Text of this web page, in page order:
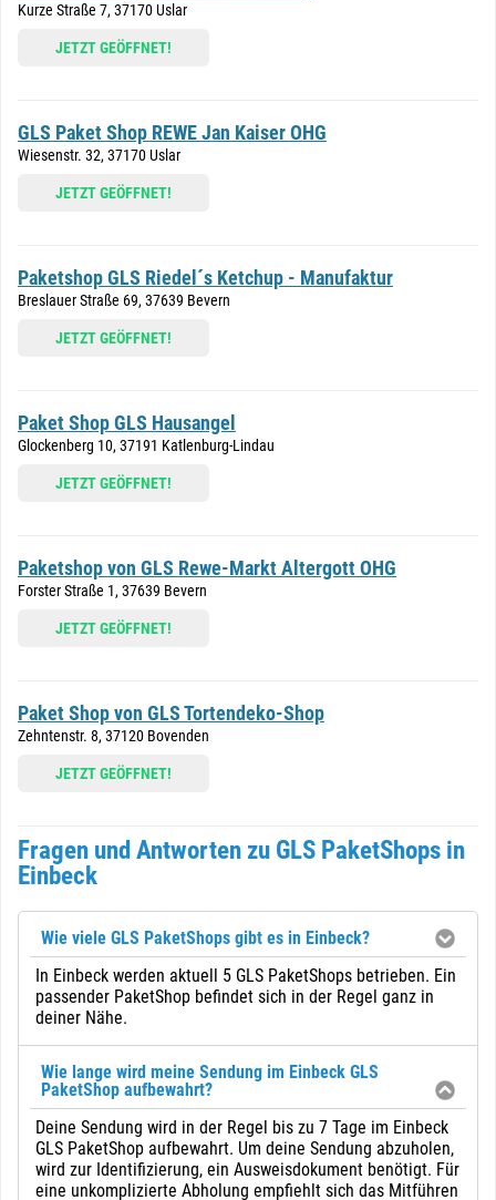
Kurze Straße 7, 37170 Uslar
JETZT GEÖFFNET!
GLS Paket Shop REWE Jan Kaiser OHG
Wiesenstr. 32, 37170 Uslar
JETZT GEÖFFNET!
Paketshop GLS Riedel´s Ketchup - Manufaktur
Breslauer Straße 69, 37639 Bevern
JETZT GEÖFFNET!
Paket Shop GLS Hausangel
Glockenberg 10, 37191 Katlenburg-Lindau
JETZT GEÖFFNET!
Paketshop von GLS Rewe-Markt Altergott OHG
Forster Straße 1, 37639 Bevern
JETZT GEÖFFNET!
Paket Shop von GLS Tortendeko-Shop
Zehntenstr. 8, 37120 Bovenden
JETZT GEÖFFNET!
Fragen und Antworten zu GLS PaketShops in
Einbeck
Wie viele GLS PaketShops gibt es in Einbeck?
In Einbeck werden aktuell 5 GLS PaketShops betrieben. Ein
passender PaketShop befindet sich in der Regel ganz in
deiner Nähe.
Wie lange wird meine Sendung im Einbeck GLS
PaketShop aufbewahrt?
Deine Sendung wird in der Regel bis zu 7 Tage im Einbeck
GLS PaketShop aufbewahrt. Um deine Sendung abzuholen,
wird zur Identifizierung, ein Ausweisdokument benötigt. Für
eine unkomplizierte Abholung empfiehlt sich das Mitführen